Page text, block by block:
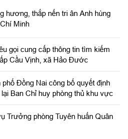
hương, thắp nến tri ân Anh hùng
Minh
gọi cung cấp thông tin tìm kiếm
Cầu Vịnh, xã Hảo Đước
phố Đồng Nai công bố quyết định
Ban Chỉ huy phòng thủ khu vực
Trưởng phòng Tuyên huấn Quân